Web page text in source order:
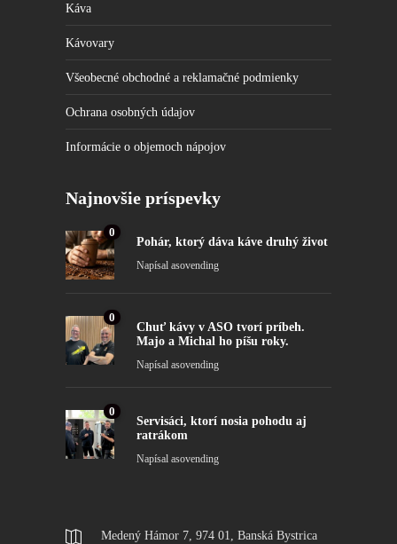
Káva
Kávovary
Všeobecné obchodné a reklamačné podmienky
Ochrana osobných údajov
Informácie o objemoch nápojov
Najnovšie príspevky
0
Pohár, ktorý dáva káve druhý život
Napísal asovending
0
Chuť kávy v ASO tvorí príbeh.
Majo a Michal ho píšu roky.
Napísal asovending
0
Servisáci, ktorí nosia pohodu aj
ratrákom
Napísal asovending
Medený Hámor 7, 974 01, Banská Bystrica